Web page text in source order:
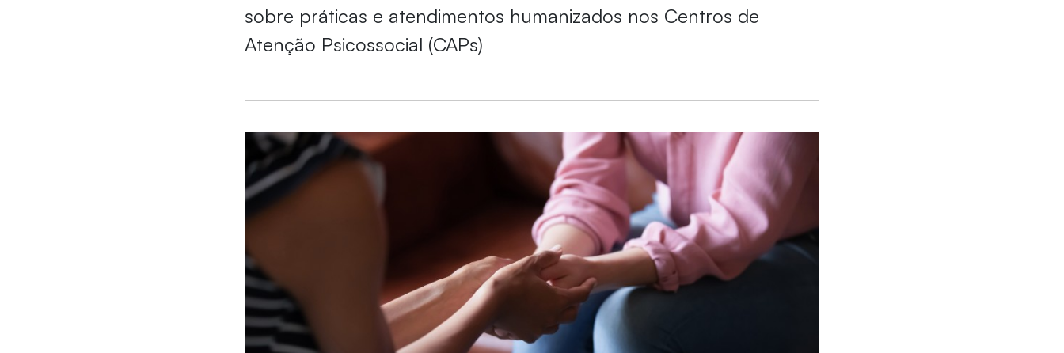
sobre práticas e atendimentos humanizados nos Centros de
Atenção Psicossocial (CAPs)